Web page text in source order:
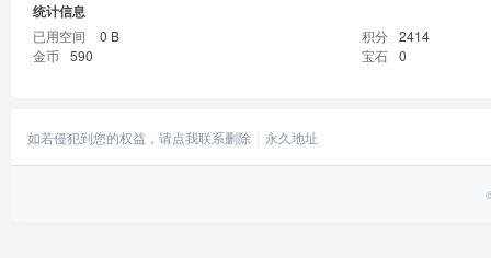
统计信息
已用空间 0 B 积分 2414
金币
590 宝石 0
如若侵犯到您的权益，请点我联系删除 永久地址